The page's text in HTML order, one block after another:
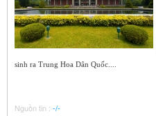
sinh ra Trung Hoa Dân Quốc....
Nguồn tin : -/-